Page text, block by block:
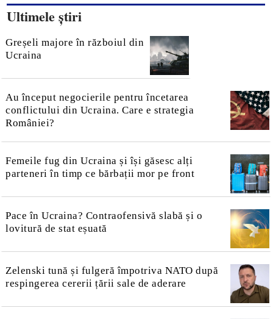
Ultimele știri
Greșeli majore în războiul din
Ucraina
Au început negocierile pentru încetarea
conflictului din Ucraina. Care e strategia
României?
Femeile fug din Ucraina și își găsesc alți
parteneri în timp ce bărbații mor pe front
Pace în Ucraina? Contraofensivă slabă și o
lovitură de stat eșuată
Zelenski tună și fulgeră împotriva NATO după
respingerea cererii țării sale de aderare